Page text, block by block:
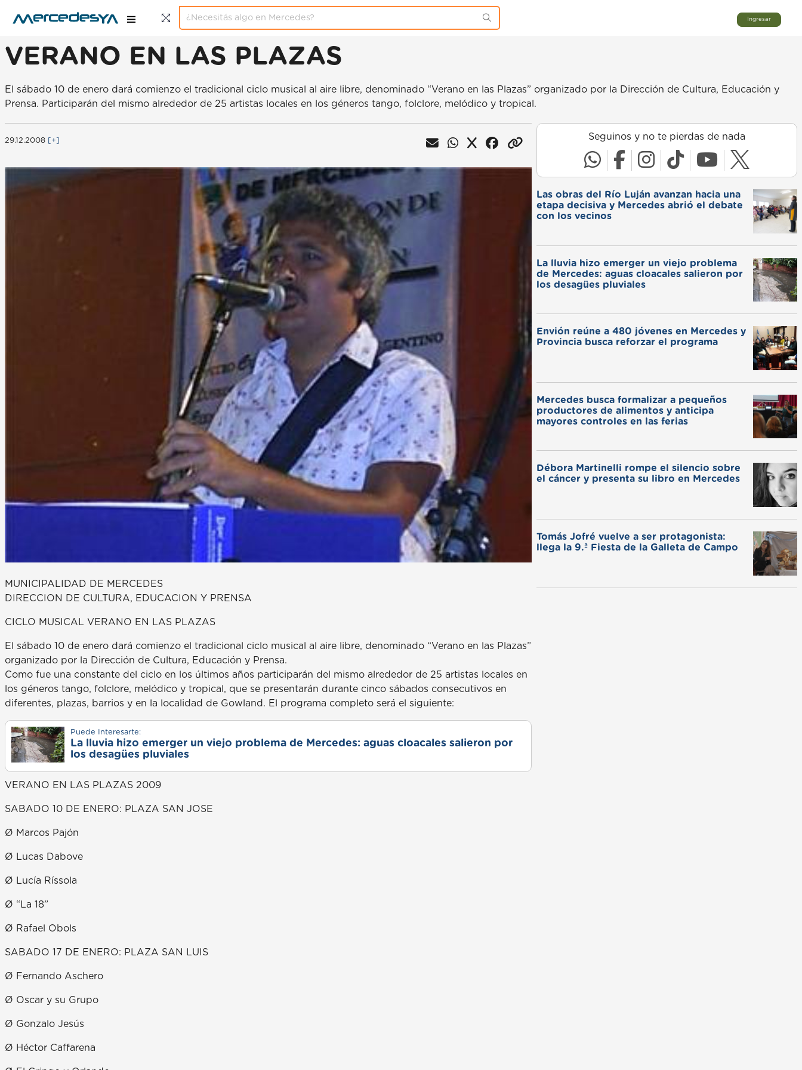
Ingresar
VERANO EN LAS PLAZAS
El sábado 10 de enero dará comienzo el tradicional ciclo musical al aire libre, denominado “Verano en las Plazas” organizado por la Dirección de Cultura, Educación y
Prensa. Participarán del mismo alrededor de 25 artistas locales en los géneros tango, folclore, melódico y tropical.
29.12.2008 [+]
MUNICIPALIDAD DE MERCEDES
DIRECCION DE CULTURA, EDUCACION Y PRENSA
CICLO MUSICAL VERANO EN LAS PLAZAS
El sábado 10 de enero dará comienzo el tradicional ciclo musical al aire libre, denominado “Verano en las Plazas”
organizado por la Dirección de Cultura, Educación y Prensa.
Como fue una constante del ciclo en los últimos años participarán del mismo alrededor de 25 artistas locales en
los géneros tango, folclore, melódico y tropical, que se presentarán durante cinco sábados consecutivos en
diferentes, plazas, barrios y en la localidad de Gowland. El programa completo será el siguiente:
Puede Interesarte:
La lluvia hizo emerger un viejo problema de Mercedes: aguas cloacales salieron por
los desagües pluviales
VERANO EN LAS PLAZAS 2009
SABADO 10 DE ENERO: PLAZA SAN JOSE
Ø Marcos Pajón
Ø Lucas Dabove
Ø Lucía Ríssola
Ø “La 18”
Ø Rafael Obols
SABADO 17 DE ENERO: PLAZA SAN LUIS
Ø Fernando Aschero
Ø Oscar y su Grupo
Ø Gonzalo Jesús
Ø Héctor Caffarena
Seguinos y no te pierdas de nada
Las obras del Río Luján avanzan hacia una
etapa decisiva y Mercedes abrió el debate
con los vecinos
La lluvia hizo emerger un viejo problema
de Mercedes: aguas cloacales salieron por
los desagües pluviales
Envión reúne a 480 jóvenes en Mercedes y
Provincia busca reforzar el programa
Mercedes busca formalizar a pequeños
productores de alimentos y anticipa
mayores controles en las ferias
Débora Martinelli rompe el silencio sobre
el cáncer y presenta su libro en Mercedes
Tomás Jofré vuelve a ser protagonista:
llega la 9.ª Fiesta de la Galleta de Campo